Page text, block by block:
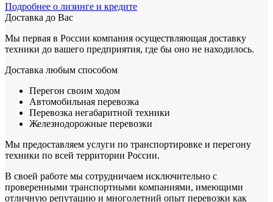
Подробнее о лизинге и кредите
Доставка до Вас
Мы первая в России компания осуществляющая доставку
техники до вашего предприятия, где бы оно не находилось.
Доставка любым способом
Перегон своим ходом
Автомобильная перевозка
Перевозка негабаритной техники
Железнодорожные перевозки
Мы предоставляем услуги по транспортировке и перегону
техники по всей территории России.
В своей работе мы сотрудничаем исключительно с
проверенными транспортными компаниями, имеющими
отличную репутацию и многолетний опыт перевозки как